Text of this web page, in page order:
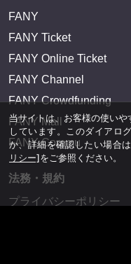
FANY
FANY Ticket
FANY Online Ticket
FANY Channel
FANY Crowdfunding
FANY Mall
FANY Commu
法務・規約
プライバシーポリシー
当サイトは、お客様の使い
しています。このダイアロ
か、詳細を確認したい場合は
リシー]をご参照ください。